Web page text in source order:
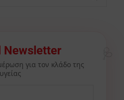
Newsletter
για τον κλάδο της
υγείας